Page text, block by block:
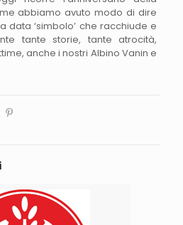
abbiamo avuto modo di dire
data ‘simbolo’ che racchiude e
tante storie, tante atrocità,
anche i nostri Albino Vanin e